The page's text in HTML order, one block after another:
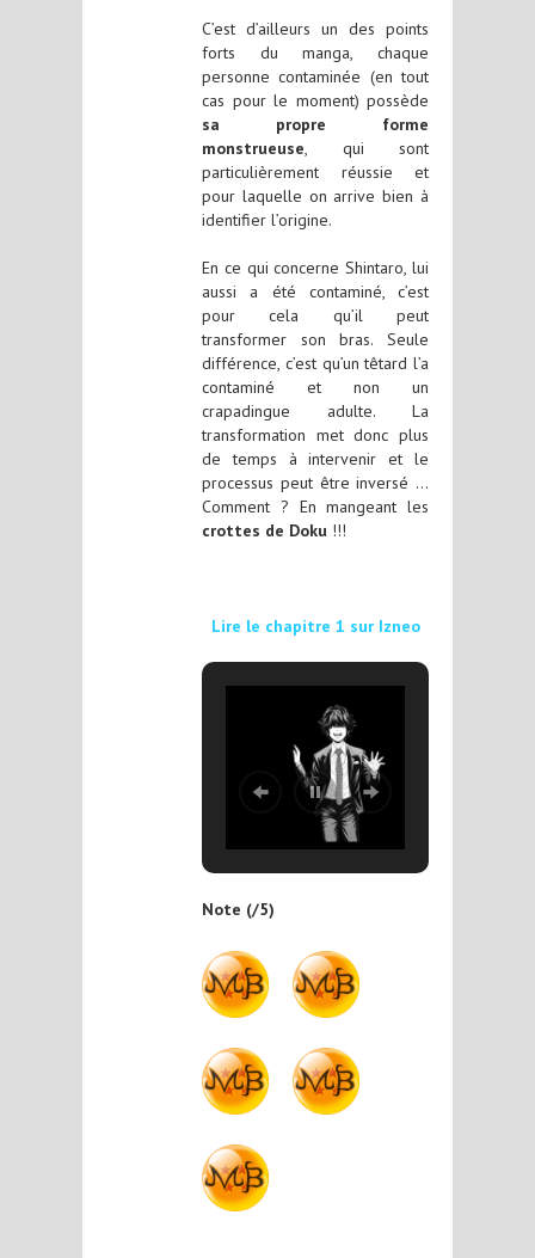
C’est d’ailleurs un des points
forts du manga, chaque
personne contaminée (en tout
cas pour le moment) possède
sa propre forme
monstrueuse, qui sont
particulièrement réussie et
pour laquelle on arrive bien à
identifier l’origine.
En ce qui concerne Shintaro, lui
aussi a été contaminé, c’est
pour cela qu’il peut
transformer son bras. Seule
différence, c’est qu’un têtard l’a
contaminé et non un
crapadingue adulte. La
transformation met donc plus
de temps à intervenir et le
processus peut être inversé …
Comment ? En mangeant les
crottes de Doku !!!
Lire le chapitre 1 sur Izneo
Note (/5)